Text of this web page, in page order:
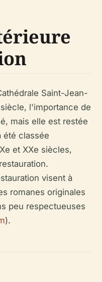
Saint-Jean-
l'importance de
mais elle est restée
été classée
et XXe siècles,
visent à
romanes originales
peu respectueuses
).